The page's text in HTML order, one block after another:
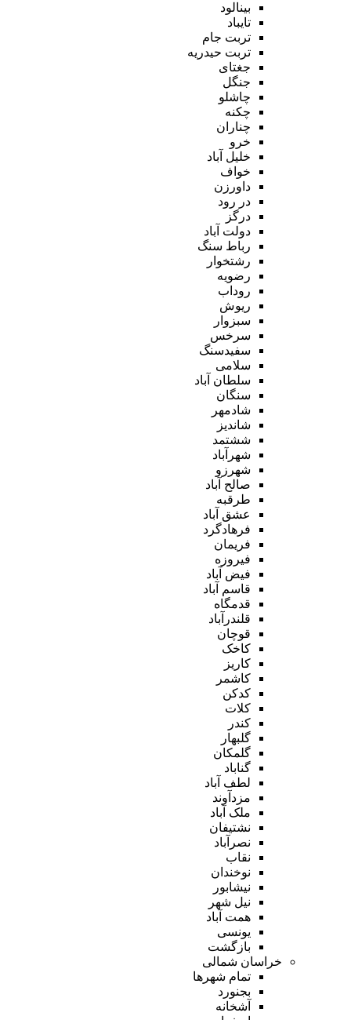
بینالود
تایباد
تربت جام
تربت حیدریه
جغتای
جنگل
چاشلو
چکنه
چناران
خرو
خلیل آباد
خواف
داورزن
در رود
درگز
دولت آباد
رباط سنگ
رشتخوار
رضویه
روداب
ریوش
سبزوار
سرخس
سفیدسنگ
سلامی
سلطان آباد
سنگان
شادمهر
شاندیز
ششتمد
شهرآباد
شهرزو
صالح آباد
طرقبه
عشق آباد
فرهادگرد
فریمان
فیروزه
فیض آباد
قاسم آباد
قدمگاه
قلندرآباد
قوچان
کاخک
کاریز
کاشمر
کدکن
کلات
کندر
گلبهار
گلمکان
گناباد
لطف آباد
مزدآوند
ملک آباد
نشتیفان
نصرآباد
نقاب
نوخندان
نیشابور
نیل شهر
همت آباد
یونسی
بازگشت
خراسان شمالی
تمام شهر‌ها
بجنورد
آشخانه